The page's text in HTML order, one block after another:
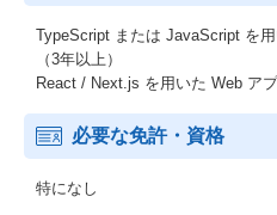
TypeScript または JavaScript を
（3年以上）
React / Next.js を用いた Web ア
必要な免許・資格
特になし